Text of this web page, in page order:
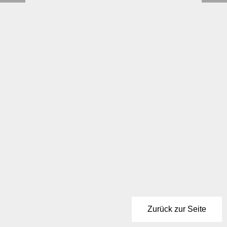
Zurück zur Seite